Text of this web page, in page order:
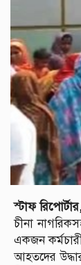
স্টাফ
চীনা
একজন
আহতদের